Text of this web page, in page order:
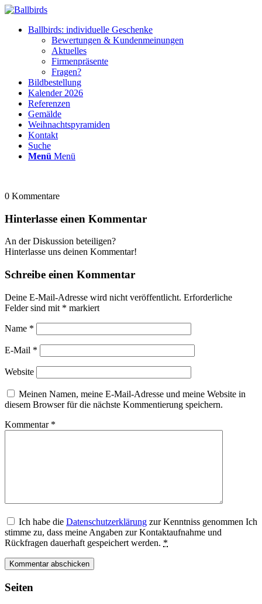
Ballbirds: individuelle Geschenke
Bewertungen & Kundenmeinungen
Aktuelles
Firmenpräsente
Fragen?
Bildbestellung
Kalender 2026
Referenzen
Gemälde
Weihnachtspyramiden
Kontakt
Suche
Menü Menü
0 Kommentare
Hinterlasse einen Kommentar
An der Diskussion beteiligen?
Hinterlasse uns deinen Kommentar!
Schreibe einen Kommentar
Deine E-Mail-Adresse wird nicht veröffentlicht. Erforderliche
Felder sind mit * markiert
Name *
E-Mail *
Website
Meinen Namen, meine E-Mail-Adresse und meine Website in
diesem Browser für die nächste Kommentierung speichern.
Kommentar *
Ich habe die Datenschutzerklärung zur Kenntniss genommen Ich
stimme zu, dass meine Angaben zur Kontaktaufnahme und
Rückfragen dauerhaft gespeichert werden. *
Seiten